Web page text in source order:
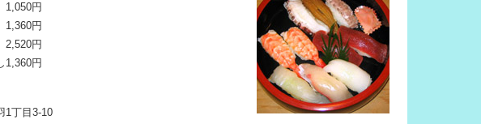
1,050円
円
円
1,360円
1丁目3-10